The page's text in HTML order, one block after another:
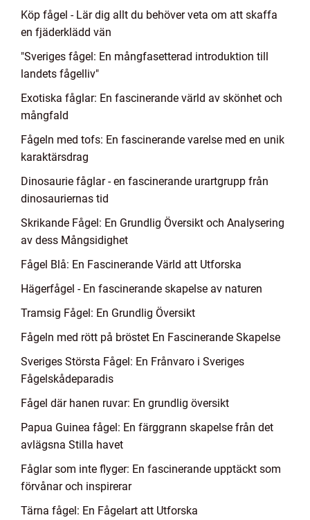
Köp fågel - Lär dig allt du behöver veta om att skaffa
en fjäderklädd vän
"Sveriges fågel: En mångfasetterad introduktion till
landets fågelliv"
Exotiska fåglar: En fascinerande värld av skönhet och
mångfald
Fågeln med tofs: En fascinerande varelse med en unik
karaktärsdrag
Dinosaurie fåglar - en fascinerande urartgrupp från
dinosauriernas tid
Skrikande Fågel: En Grundlig Översikt och Analysering
av dess Mångsidighet
Fågel Blå: En Fascinerande Värld att Utforska
Hägerfågel - En fascinerande skapelse av naturen
Tramsig Fågel: En Grundlig Översikt
Fågeln med rött på bröstet En Fascinerande Skapelse
Sveriges Största Fågel: En Frånvaro i Sveriges
Fågelskådeparadis
Fågel där hanen ruvar: En grundlig översikt
Papua Guinea fågel: En färggrann skapelse från det
avlägsna Stilla havet
Fåglar som inte flyger: En fascinerande upptäckt som
förvånar och inspirerar
Tärna fågel: En Fågelart att Utforska